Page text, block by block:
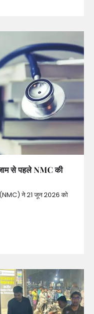
से पहले NMC की
(NMC) ने 21 जून 2026 को